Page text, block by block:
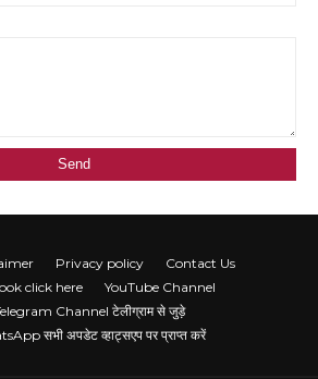
Privacy policy
Contact Us
click here
YouTube Channel
Channel टेलीग्राम से जुड़े
सभी अपडेट व्हाट्सएप पर प्राप्त करें